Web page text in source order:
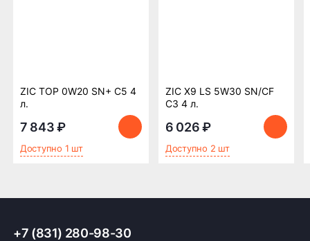
ZIC TOP 0W20 SN+ C5 4
л.
7 843 ₽
Доступно 1 шт
ZIC X9 LS 5W30 SN/CF
C3 4 л.
6 026 ₽
Доступно 2 шт
+7 (831) 280-98-30